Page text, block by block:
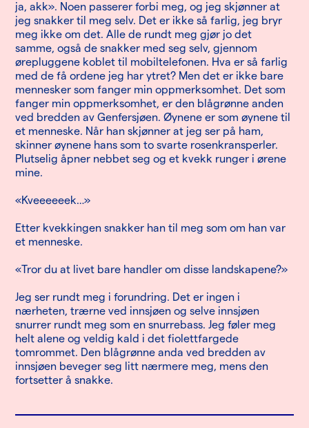
ja, akk». Noen passerer forbi meg, og jeg skjønner at
jeg snakker til meg selv. Det er ikke så farlig, jeg bryr
meg ikke om det. Alle de rundt meg gjør jo det
samme, også de snakker med seg selv, gjennom
ørepluggene koblet til mobiltelefonen. Hva er så farlig
med de få ordene jeg har ytret? Men det er ikke bare
mennesker som fanger min oppmerksomhet. Det som
fanger min oppmerksomhet, er den blågrønne anden
ved bredden av Genfersjøen. Øynene er som øynene til
et menneske. Når han skjønner at jeg ser på ham,
skinner øynene hans som to svarte rosenkransperler.
Plutselig åpner nebbet seg og et kvekk runger i ørene
mine.
«Kveeeeeek…»
Etter kvekkingen snakker han til meg som om han var
et menneske.
«Tror du at livet bare handler om disse landskapene?»
Jeg ser rundt meg i forundring. Det er ingen i
nærheten, trærne ved innsjøen og selve innsjøen
snurrer rundt meg som en snurrebass. Jeg føler meg
helt alene og veldig kald i det fiolettfargede
tomrommet. Den blågrønne anda ved bredden av
innsjøen beveger seg litt nærmere meg, mens den
fortsetter å snakke.